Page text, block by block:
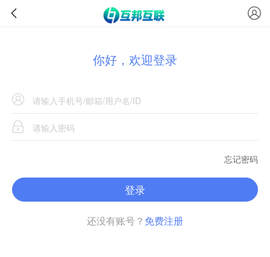
你好，欢迎登录
忘记密码
登录
还没有账号？ 免费注册